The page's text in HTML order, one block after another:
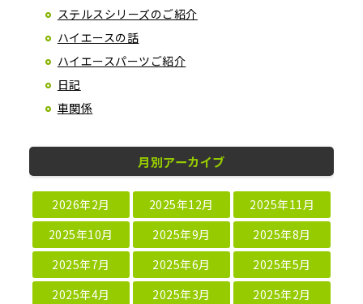
ステルスシリーズのご紹介
ハイエースの話
ハイエースパーツご紹介
日記
車関係
月別アーカイブ
2026年2月 2025年12月
2025年11月
2025年10月
2025年9月
2025年8月
2025年7月
2025年6月
2025年5月
2025年4月
2025年3月
2025年2月